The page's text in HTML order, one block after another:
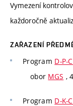
Vymezení
každoročně
ZAŘAZENÍ
Program D-P-
obor MGS ,
Program D-K-